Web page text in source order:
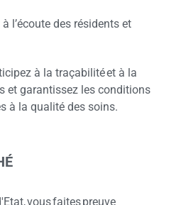
l’écoute des résidents et
à la traçabilité et à la
et garantissez les conditions
à la qualité des soins.
vous faites preuve